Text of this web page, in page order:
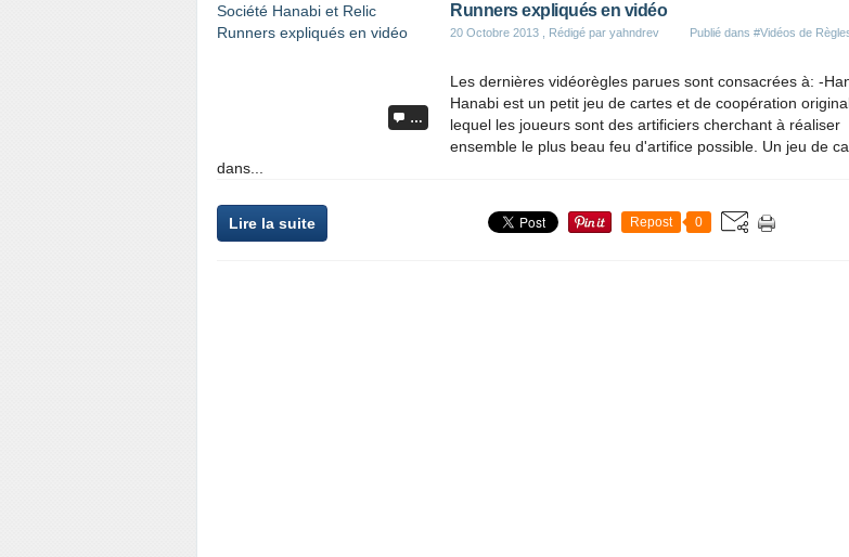
…
Runners expliqués en vidéo
20 Octobre 2013 , Rédigé par yahndrev Publié dans #Vidéos de
Les dernières vidéorègles parues sont consacrées à: -
Hanabi est un petit jeu de cartes et de coopération
lequel les joueurs sont des artificiers cherchant à réaliser
ensemble le plus beau feu d'artifice possible. Un jeu de
dans...
Lire la suite Repost 0